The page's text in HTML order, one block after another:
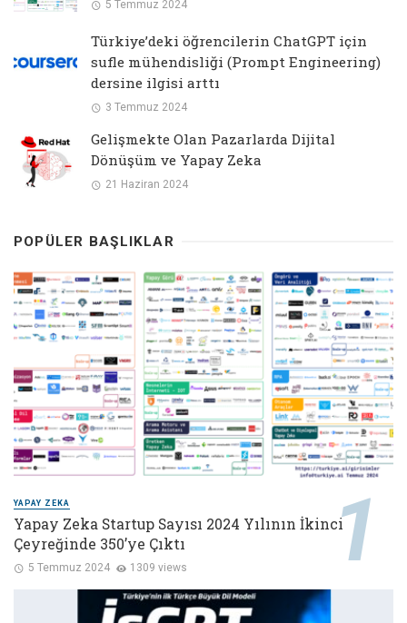
5 Temmuz 2024
Türkiye’deki öğrencilerin ChatGPT için
sufle mühendisliği (Prompt Engineering)
dersine ilgisi arttı
3 Temmuz 2024
Gelişmekte Olan Pazarlarda Dijital
Dönüşüm ve Yapay Zeka
21 Haziran 2024
POPÜLER BAŞLIKLAR
YAPAY ZEKA
Yapay Zeka Startup Sayısı 2024 Yılının İkinci
Çeyreğinde 350’ye Çıktı
5 Temmuz 2024 1309 views